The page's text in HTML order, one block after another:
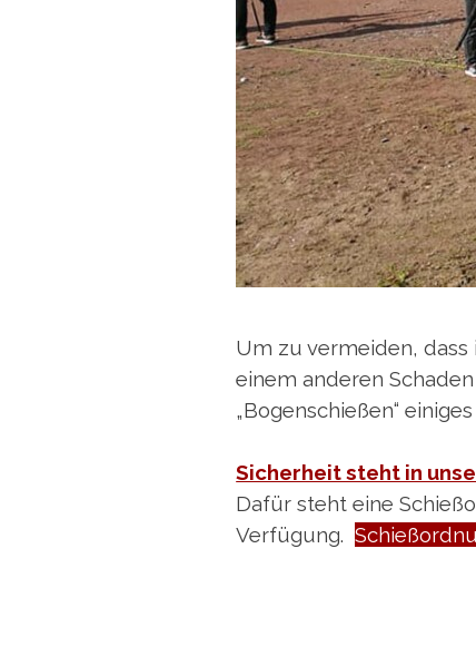
Um zu vermeiden,
einem anderen
„Bogenschießen“
Sicherheit steht in
Dafür steht eine
Verfügung.